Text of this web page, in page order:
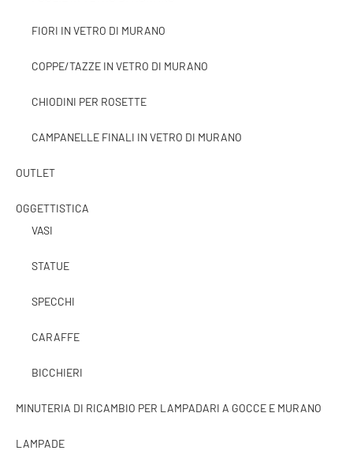
FIORI IN VETRO DI MURANO
COPPE/TAZZE IN VETRO DI MURANO
CHIODINI PER ROSETTE
CAMPANELLE FINALI IN VETRO DI MURANO
OUTLET
OGGETTISTICA
VASI
STATUE
SPECCHI
CARAFFE
BICCHIERI
MINUTERIA DI RICAMBIO PER LAMPADARI A GOCCE E MURANO
LAMPADE